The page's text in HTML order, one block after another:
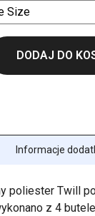
DODAJ DO
Informacje
poliester Twill
z 4